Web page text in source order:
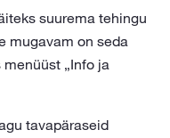
suurema tehingu
mugavam on seda
„Info ja
tavapäraseid